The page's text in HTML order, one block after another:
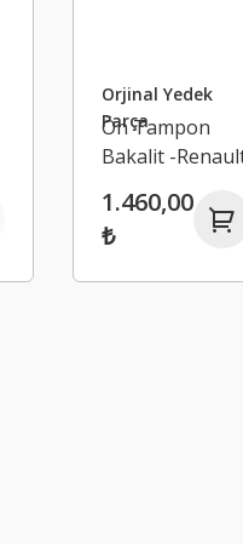
Orjinal Yedek
Parça
Ön Tampon
Bakalit -
Nissan
8200754690
1.460,00
₺